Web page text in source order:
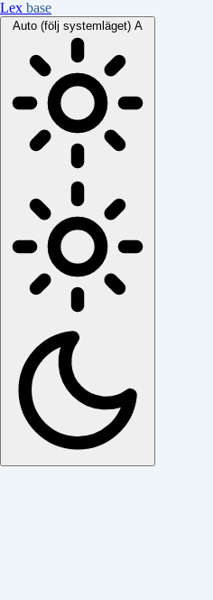
Lex base
Auto (följ systemläget) A